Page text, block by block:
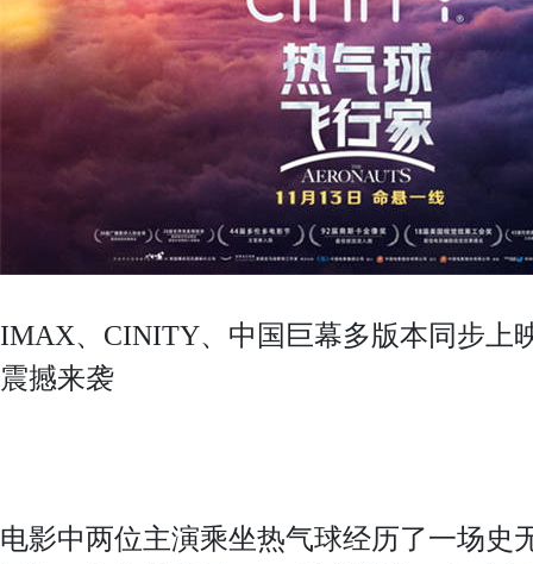
IMAX、CINITY、中国巨幕多版本同步上
震撼来袭
电影中两位主演乘坐热气球经历了一场史